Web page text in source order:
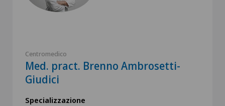
Centromedico
Med. pract. Brenno Ambrosetti-
Giudici
Specializzazione